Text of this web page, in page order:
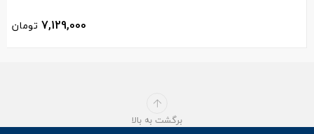
7,129,000 تومان
برگشت به بالا